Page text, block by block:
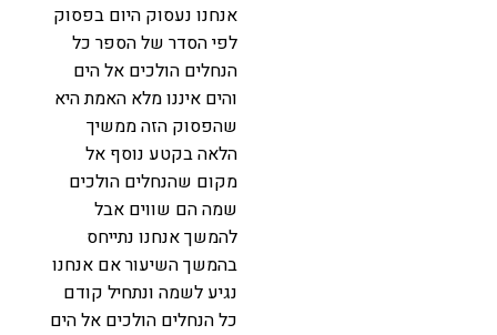
אנחנו נעסוק היום בפסוק
לפי הסדר של הספר כל
הנחלים הולכים אל הים
והים איננו מלא האמת היא
שהפסוק הזה ממשיך
הלאה בקטע נוסף אל
מקום שהנחלים הולכים
שמה הם שווים אבל
להמשך אנחנו נתייחס
בהמשך השיעור אם אנחנו
נגיע לשמה ונתחיל קודם
כל הנחלים הולכים אל הים